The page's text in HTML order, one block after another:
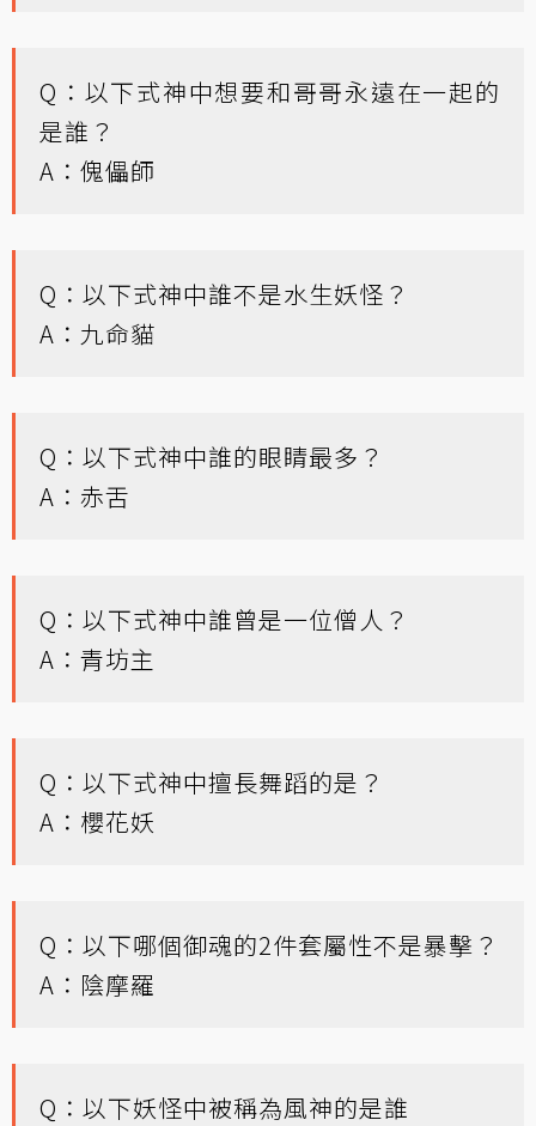
Q：以下式神中想要和哥哥永遠在一起的
是誰？
A：傀儡師
Q：以下式神中誰不是水生妖怪？
A：九命貓
Q：以下式神中誰的眼睛最多？
A：赤舌
Q：以下式神中誰曾是一位僧人？
A：青坊主
Q：以下式神中擅長舞蹈的是？
A：櫻花妖
Q：以下哪個御魂的2件套屬性不是暴擊？
A：陰摩羅
Q：以下妖怪中被稱為風神的是誰